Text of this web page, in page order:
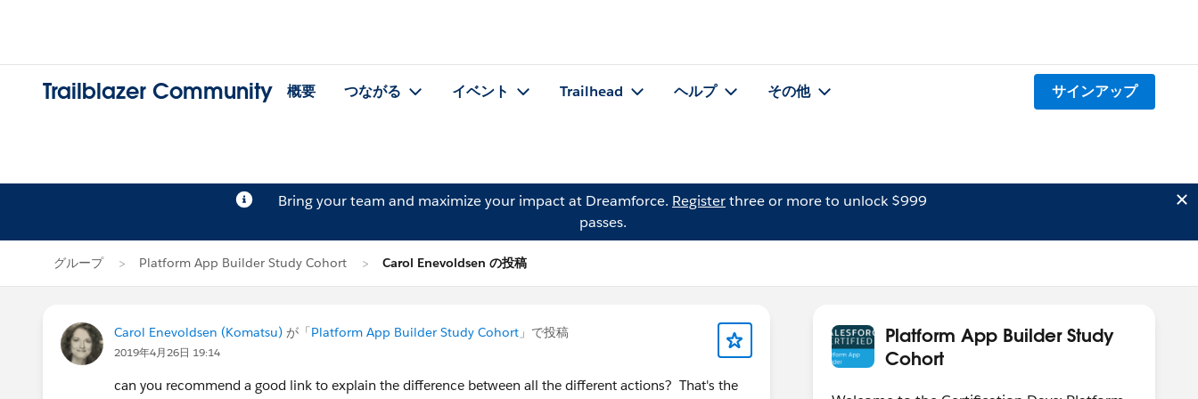
Trailblazer Community 概要 つながる イベント Trailhead ヘルプ その他 サインアップ
Bring your team and maximize your impact at Dreamforce. Registerthree or more to unlock $999
passes.
グループ Platform App Builder Study Cohort Carol Enevoldsen の投稿
Carol Enevoldsen (Komatsu) が「Platform App Builder Study Cohort 」で投稿
2019年4月26日 19:14
can you recommend a good link to explain the difference between all the different actions? That's the
Platform App Builder Study
Cohort